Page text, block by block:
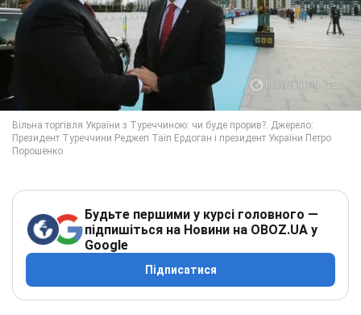
Будьте першими у курсі головного —
підпишіться на Новини на OBOZ.UA у
Google
Підписатися